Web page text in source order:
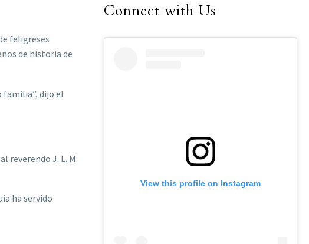
feligreses
de historia de
dijo el
reverendo J. L. M.
ha servido
Connect with Us
View this profile on Instagram